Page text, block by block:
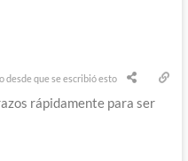
desde que se escribió esto
rápidamente para ser